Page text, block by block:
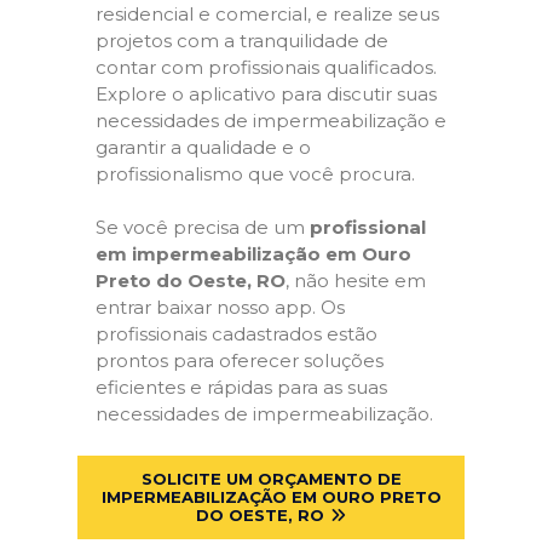
residencial e comercial, e realize seus
projetos com a tranquilidade de
contar com profissionais qualificados.
Explore o aplicativo para discutir suas
necessidades de impermeabilização e
garantir a qualidade e o
profissionalismo que você procura.
Se você precisa de um profissional
em impermeabilização em Ouro
Preto do Oeste, RO, não hesite em
entrar baixar nosso app. Os
profissionais cadastrados estão
prontos para oferecer soluções
eficientes e rápidas para as suas
necessidades de impermeabilização.
SOLICITE UM ORÇAMENTO DE
IMPERMEABILIZAÇÃO EM OURO PRETO
DO OESTE, RO